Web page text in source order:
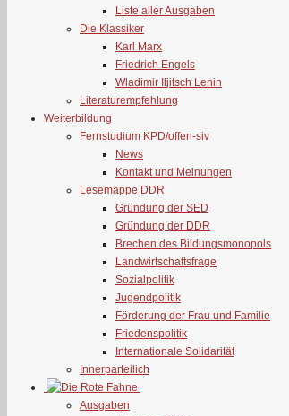
Liste aller Ausgaben
Die Klassiker
Karl Marx
Friedrich Engels
Wladimir Iljitsch Lenin
Literaturempfehlung
Weiterbildung
Fernstudium KPD/offen-siv
News
Kontakt und Meinungen
Lesemappe DDR
Gründung der SED
Gründung der DDR
Brechen des Bildungsmonopols
Landwirtschaftsfrage
Sozialpolitik
Jugendpolitik
Förderung der Frau und Familie
Friedenspolitik
Internationale Solidarität
Innerparteilich
Ausgaben